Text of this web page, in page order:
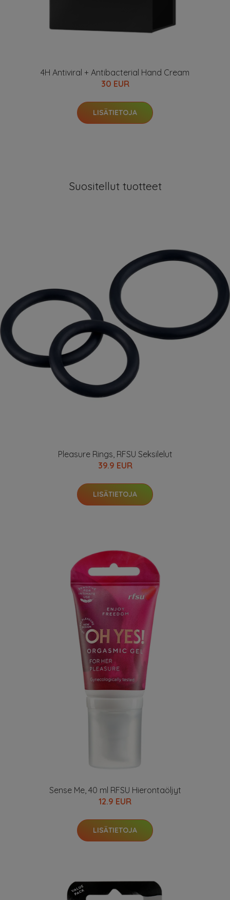
4H Antiviral + Antibacterial Hand Cream
30 EUR
LISÄTIETOJA
Suositellut tuotteet
Pleasure Rings, RFSU Seksilelut
39.9 EUR
LISÄTIETOJA
Sense Me, 40 ml RFSU Hierontaöljyt
12.9 EUR
LISÄTIETOJA